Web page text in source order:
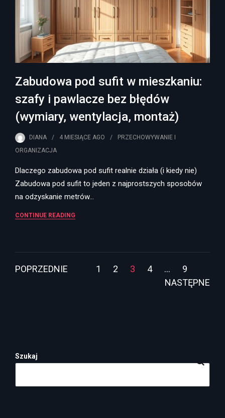
Zabudowa pod sufit w mieszkaniu:
szafy i pawlacze bez błędów
(wymiary, wentylacja, montaż)
DIANA 4 MIESIĄCE AGO
PRZECHOWYWANIE I
ORGANIZACJA
Dlaczego zabudowa pod sufit realnie działa (i kiedy nie)
Zabudowa pod sufit to jeden z najprostszych sposobów
na odzyskanie metrów…
CONTINUE READING
Stronicowanie
POPRZEDNIE 1 2 3 4 …
9
NASTĘPNE
Szukaj